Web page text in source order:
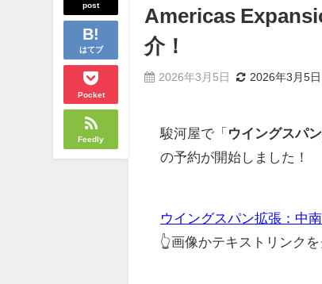
post
はてブ
Pocket
Feedly
Americas
介！
2026年3月5日 2026年3月5日
駿河屋で「 ウイングスパ
の予約が開始しました！
ウイングスパン拡張：中
👆画像かテキストリンク